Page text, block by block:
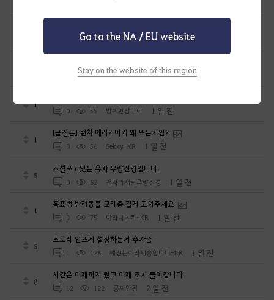
Go to the NA / EU website
Stay on the website of this region
32 피치 21 시간 전
78 SAGEMON 22 시간 전
1
0 55 밤이면밤마다 1 일 전
1
[급질문] 런처 에러? 이거 왜 뜨는거임?
0 56 Sekky-KR 1 일 전
5
소설쓰고있는 유저 무량진경입니다.
0 82 천지의재림무량진경 1 일 전
1
흑표범 반려동물 꼬리좀 길게 고쳐주세요
0 75 아라시츠키-KR 1 일 전
5
스토리 안뜨게 설정하는거 추가좀
1 128 째진눈이라째송합니다-KR 1 일 전
8
시간은 어제까지 줬고 이제 조치 들어갑니다
12 122 공짜안됨 2 일 전